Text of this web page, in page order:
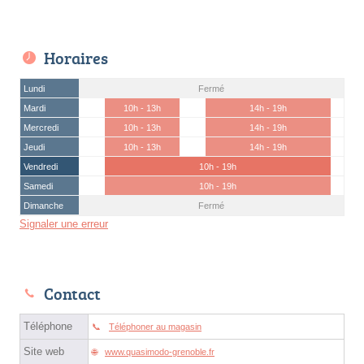
Horaires
Lundi
Fermé
Mardi
10h - 13h
14h - 19h
Mercredi
10h - 13h
14h - 19h
Jeudi
10h - 13h
14h - 19h
Vendredi
10h - 19h
Samedi
10h - 19h
Dimanche
Fermé
Signaler une erreur
Contact
Téléphone Téléphoner au magasin
Site web www.quasimodo-grenoble.fr